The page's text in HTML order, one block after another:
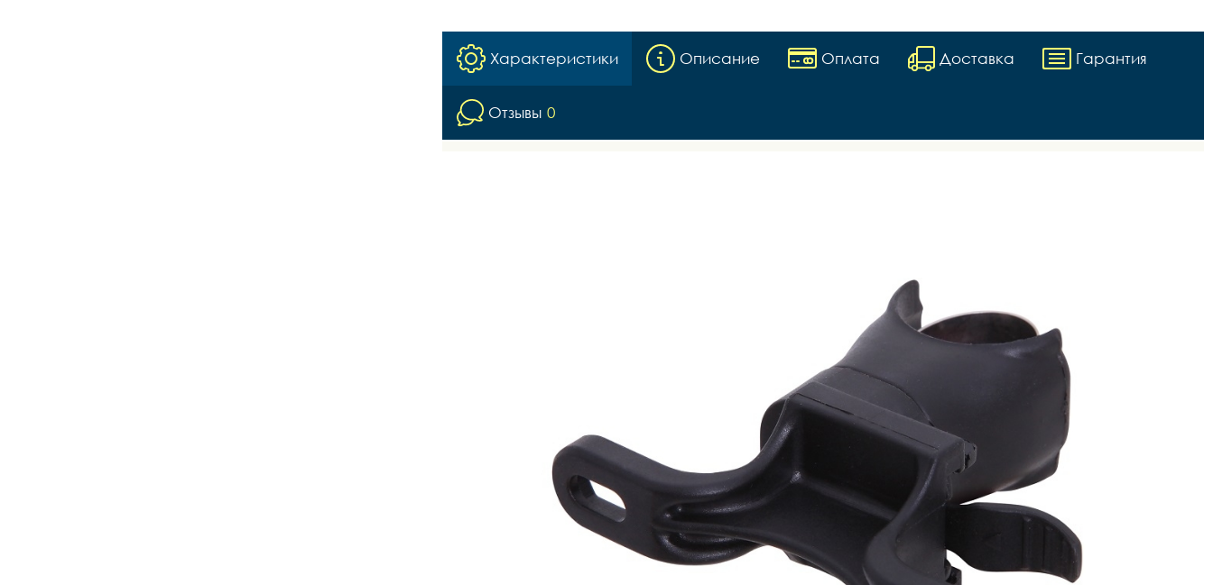
Характеристики Описание Оплата Доставка Гарантия
Отзывы 0